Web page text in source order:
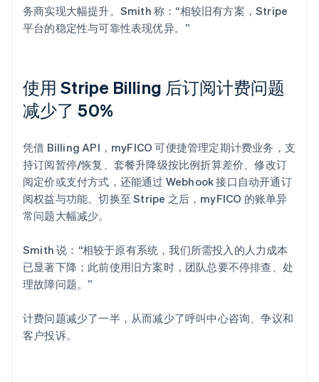
务商实现大幅提升。Smith 称：“相较旧有方案，Stripe
平台的稳定性与可靠性表现优异。”
使用 Stripe Billing 后订阅计费问题
减少了 50%
凭借 Billing API，myFICO 可便捷管理定期计费业务，支
持订阅暂停/恢复、套餐升降级按比例折算差价、修改订
阅定价或支付方式，还能通过 Webhook 接口自动开通订
阅权益与功能。切换至 Stripe 之后，myFICO 的账单异
常问题大幅减少。
Smith 说：“相较于原有系统，我们所需投入的人力成本
已显著下降；此前使用旧方案时，团队总要不停排查、处
理故障问题。”
计费问题减少了一半，从而减少了呼叫中心咨询、争议和
客户投诉。